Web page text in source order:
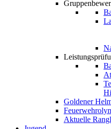
Goldener
Aktuelle